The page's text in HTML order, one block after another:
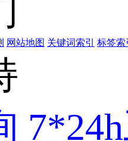
网站地图 关键词索引 标签索